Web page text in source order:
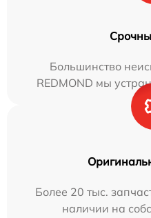
Большинство
REDMOND мы
Более 20 тыс.
наличии на